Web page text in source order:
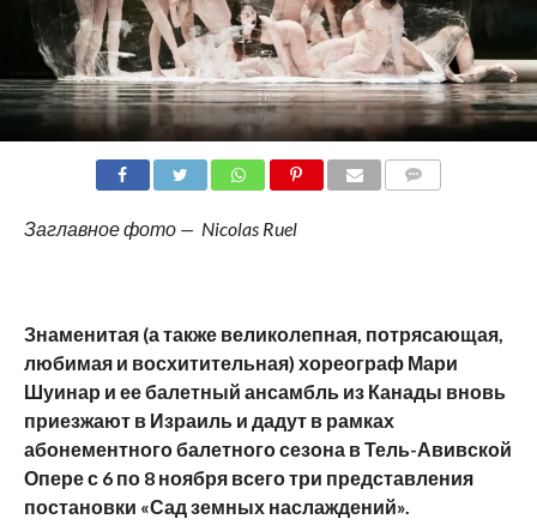
Заглавное фото — Nicolas Ruel
Знаменитая (а также великолепная, потрясающая,
любимая и восхитительная) хореограф Мари
Шуинар и ее балетный ансамбль из Канады вновь
приезжают в Израиль и дадут в рамках
абонементного балетного сезона в Тель-Авивской
Опере с 6 по 8 ноября всего три представления
постановки «Сад земных наслаждений».